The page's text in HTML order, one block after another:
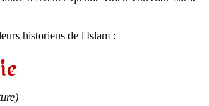
historiens de l'Islam :